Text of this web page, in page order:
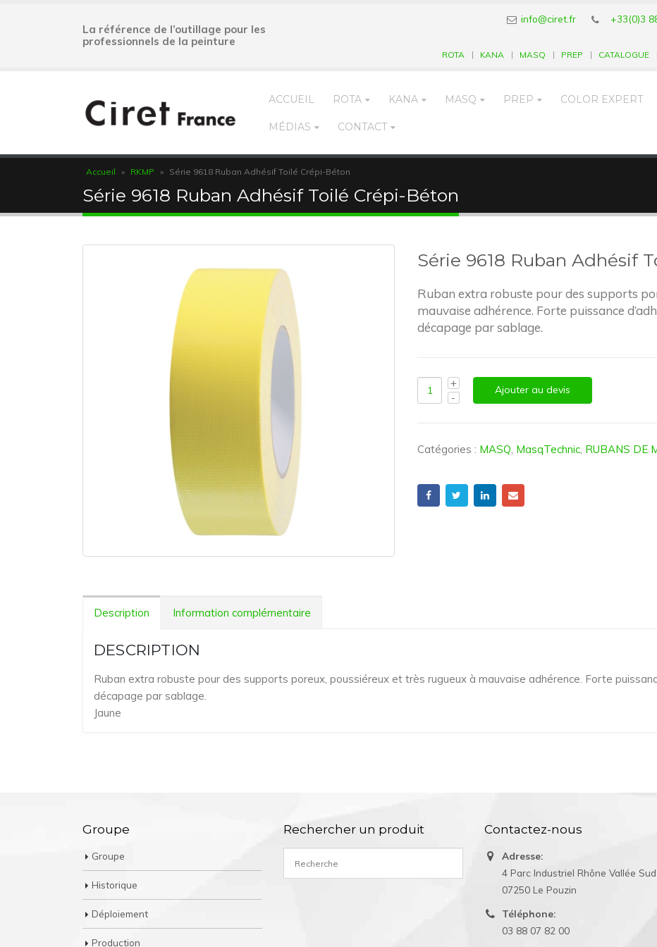
La référence de l’outillage pour les
professionnels de la peinture
info@ciret.fr +33(0)3
ROTA KANA MASQ PREP CATALOGUE
ACCUEIL ROTA KANA MASQ PREP COLOR EXPERT
MÉDIAS CONTACT
Accueil » RKMP » Série 9618 Ruban Adhésif Toilé Crépi-Béton
Série 9618 Ruban Adhésif Toilé Crépi-Béton
Série 9618 Ruban Adhésif
Ruban extra robuste pour des supports
mauvaise adhérence. Forte puissance
décapage par sablage.
Ajouter au devis
Catégories : MASQ, MasqTechnic, RUBANS DE
Description Information complémentaire
DESCRIPTION
Ruban extra robuste pour des supports poreux, poussiéreux et très rugueux à mauvaise adhérence. Forte
décapage par sablage.
Jaune
Groupe
Groupe
Historique
Déploiement
Production
Rechercher un produit Contactez-nous
Adresse:
4 Parc Industriel Rhône Vallée Sud
07250 Le Pouzin
Téléphone:
03 88 07 82 00